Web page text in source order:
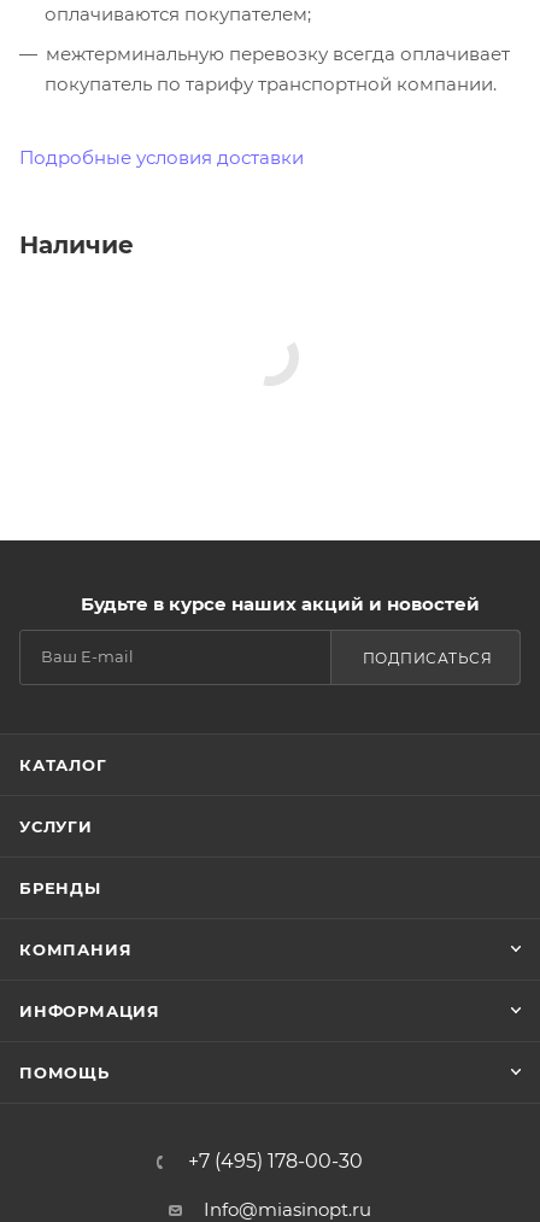
оплачиваются покупателем;
межтерминальную перевозку всегда оплачивает
покупатель по тарифу транспортной компании.
Подробные условия доставки
Наличие
Будьте в курсе наших акций и новостей
ПОДПИСАТЬСЯ
КАТАЛОГ
УСЛУГИ
БРЕНДЫ
КОМПАНИЯ
ИНФОРМАЦИЯ
ПОМОЩЬ
+7 (495) 178-00-30
Info@miasinopt.ru